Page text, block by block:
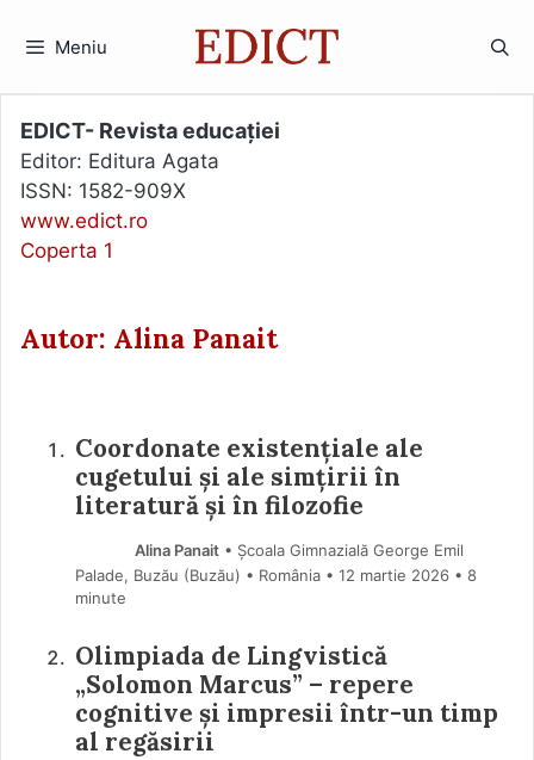
Meniu
EDICT- Revista educației
Editor: Editura Agata
ISSN: 1582-909X
www.edict.ro
Coperta 1
Autor: Alina Panait
Coordonate existențiale ale
cugetului și ale simțirii în
literatură și în filozofie
Alina Panait• Școala Gimnazială George Emil
Palade, Buzău (Buzău) • România
12 martie 2026 • 8
minute
Olimpiada de Lingvistică
„Solomon Marcus” – repere
cognitive și impresii într-un timp
al regăsirii